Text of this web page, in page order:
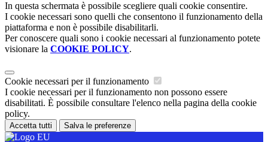
In questa schermata è possibile scegliere quali cookie consentire.
I cookie necessari sono quelli che consentono il funzionamento della
piattaforma e non è possibile disabilitarli.
Per conoscere quali sono i cookie necessari al funzionamento potete
visionare la COOKIE POLICY.
Cookie necessari per il funzionamento
I cookie necessari per il funzionamento non possono essere
disabilitati. È possibile consultare l'elenco nella pagina della cookie
policy.
Accetta tutti Salva le preferenze